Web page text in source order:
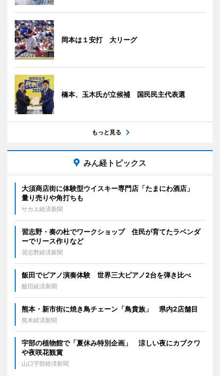
岡本は１安打 大リーグ
橋本、玉木氏が立候補 国民民主代表選
もっと見る
みん経トピックス
大須商店街に体験型ウイスキー専門店「たまにわ酒店」
量り売りや角打ちも
サカエ経済新聞
習志野・奏の杜でワークショップ 住民が育てたラベンダ
ーでリース作りなど
習志野経済新聞
飯田でピアノ演奏体験 世界三大ピアノ2台を弾き比べ
飯田経済新聞
熊本・新市街に焼き鳥チェーン「鳥貴族」 県内2店舗目
熊本経済新聞
宇部の植物館で「夏休み特別企画」 涼しい夜にカブクワ
や夜咲花観賞
山口宇部経済新聞